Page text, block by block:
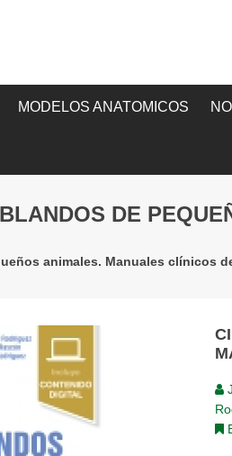
MODELOS ANATOMICOS
DE
animales. Manuales clínicos